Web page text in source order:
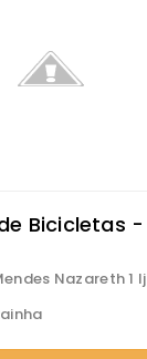
de Bicicletas
Nazareth 1